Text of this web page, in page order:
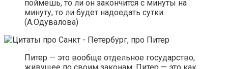
поймешь, то ли он закончится с минуты на
минуту, то ли будет надоедать сутки.
(А.Одувалова)
Питер — это вообще отдельное государство,